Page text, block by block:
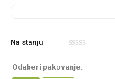
Na stanju
t
Odaberi pakovanje: